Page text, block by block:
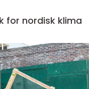
for nordisk klima